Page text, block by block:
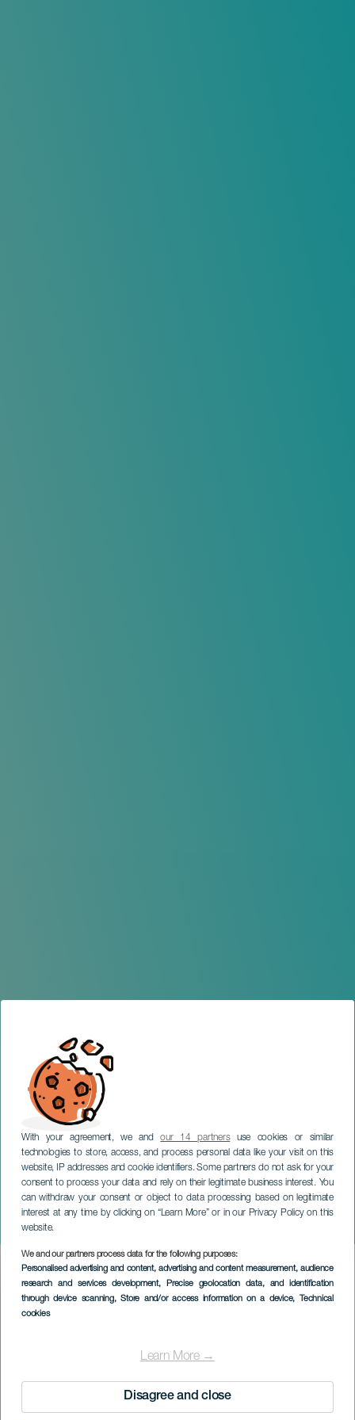
With your agreement, we andour 14 partnersuse cookies or similar
technologies to store, access, and process personal data like your visit on this
website, IP addresses and cookie identifiers. Some partners do not ask for your
consent to process your data and rely on their legitimate business interest. You
can withdraw your consent or object to data processing based on legitimate
interest at any time by clicking on “Learn More” or in our Privacy Policy on this
website.
We and our partners process data for the following purposes:
Personalised advertising and content, advertising and content measurement, audience
research and services development, Precise geolocation data, and identification
through device scanning, Store and/or access information on a device, Technical
cookies
Learn More →
Disagree and close
Echi: Musica e Danza
TENERIFE
Imagen
Listado